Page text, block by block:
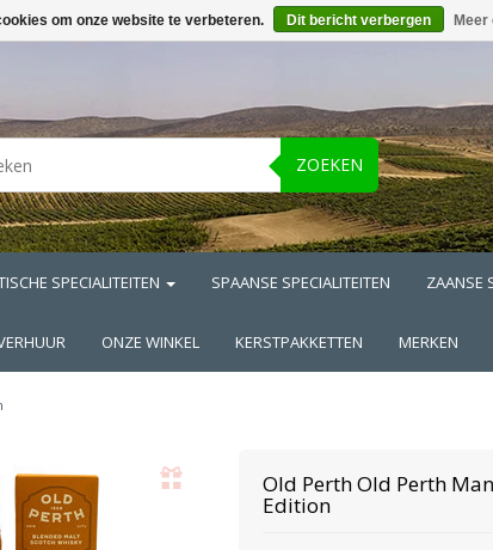
ZOEKEN
SPECIALITEITEN SPAANSE SPECIALITEITEN ZAANSE
ONZE WINKEL KERSTPAKKETTEN MERKEN
Old PerthOld Perth
Edition
om onze website te verbeteren. Dit bericht verbergen